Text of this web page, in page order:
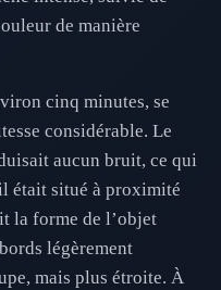
de manière
cinq minutes, se
considérable. Le
aucun bruit, ce qui
était situé à proximité
la forme de l’objet
légèrement
mais plus étroite. À